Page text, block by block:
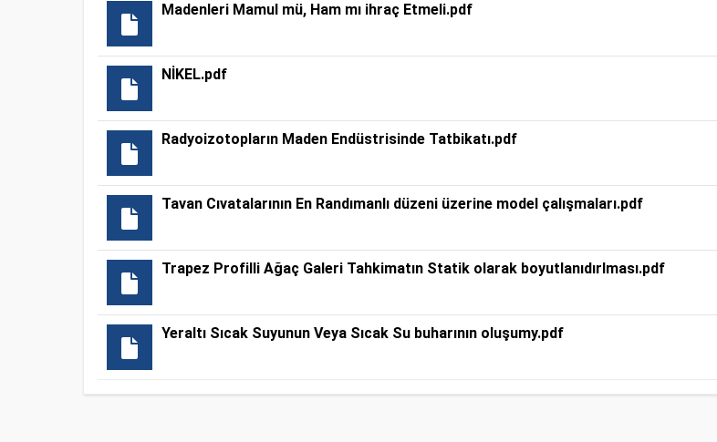
Madenleri Mamul mü, Ham mı ihraç Etmeli.pdf
NİKEL.pdf
Radyoizotopların Maden Endüstrisinde Tatbikatı.pdf
Tavan Cıvatalarının En Randımanlı düzeni üzerine model çalışmaları.pdf
Trapez Profilli Ağaç Galeri Tahkimatın Statik olarak boyutlanıdırlması.pdf
Yeraltı Sıcak Suyunun Veya Sıcak Su buharının oluşumy.pdf